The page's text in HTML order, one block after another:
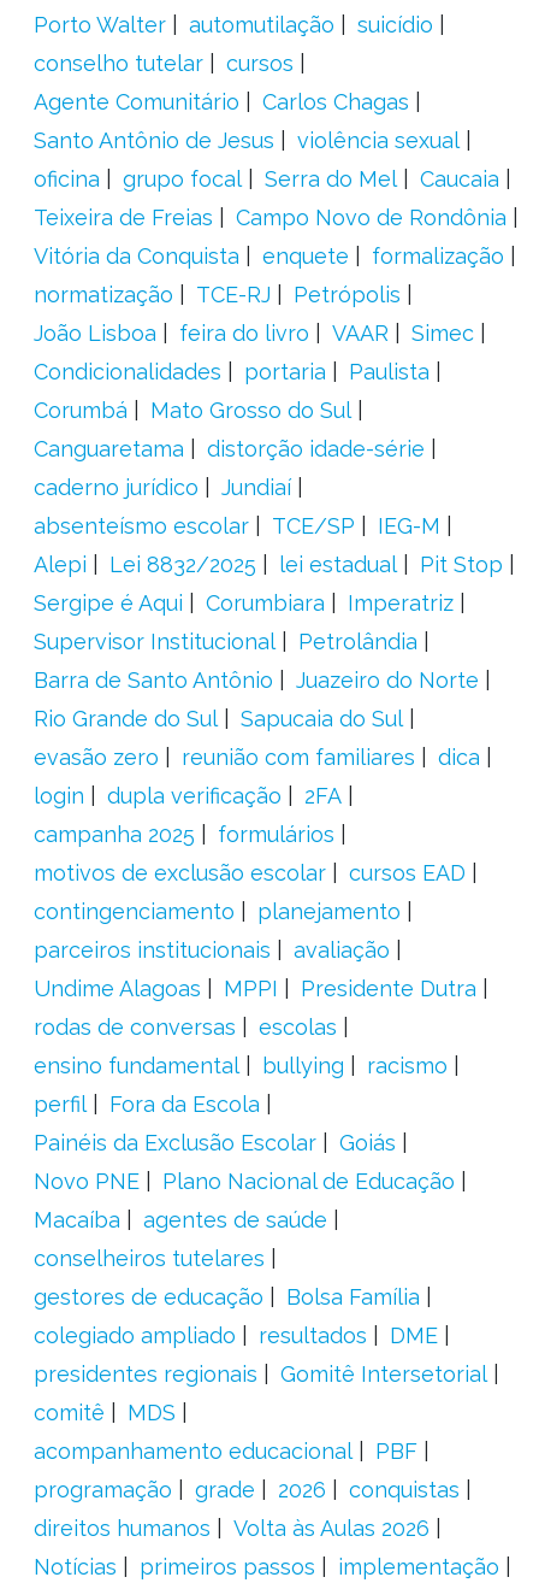
Porto Walter
automutilação
suicídio
conselho tutelar
cursos
Agente Comunitário
Carlos Chagas
Santo Antônio de Jesus
violência sexual
oficina
grupo focal Serra do Mel
Caucaia
Teixeira de Freias
Campo Novo de Rondônia
Vitória da Conquista
enquete
formalização
normatização
TCE-RJ
Petrópolis
João Lisboa
feira do livro VAAR
Simec
Condicionalidades
portaria
Paulista
Corumbá
Mato Grosso do Sul
Canguaretama
distorção idade-série
caderno jurídico
Jundiaí
absenteísmo escolar
TCE/SP
IEG-M
Alepi
Lei 8832/2025 lei estadual
Pit Stop
Sergipe é Aqui
Corumbiara
Imperatriz
Supervisor Institucional
Petrolândia
Barra de Santo Antônio
Juazeiro do Norte
Rio Grande do Sul
Sapucaia do Sul
evasão zero
reunião com familiares
dica
login
dupla verificação
2FA
campanha 2025
formulários
motivos de exclusão escolar
cursos EAD
contingenciamento
planejamento
parceiros institucionais
avaliação
Undime Alagoas
MPPI
Presidente Dutra
rodas de conversas
escolas
ensino fundamental
bullying
racismo
perfil
Fora da Escola
Painéis da Exclusão Escolar
Goiás
Novo PNE
Plano Nacional de Educação
Macaíba
agentes de saúde
conselheiros tutelares
gestores de educação
Bolsa Família
colegiado ampliado
resultados
DME
presidentes regionais
Gomitê Intersetorial
comitê
MDS
acompanhamento educacional
PBF
programação
grade 2026
conquistas
direitos humanos
Volta às Aulas 2026
Notícias
primeiros passos implementação